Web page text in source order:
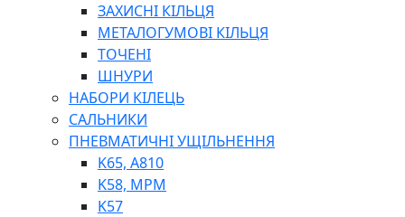
ТОСОЛ, АНТИФРИЗ
ОЛИВА-ПАЛИВО
ПОВІТРЯ-ВОДА
ДЛЯ ЗВАРЮВАННЯ
НАПІРНО-ВСМОКТУЮЧІ
ЗАХИСНІ КІЛЬЦЯ
МЕТАЛОГУМОВІ КІЛЬЦЯ
ТОЧЕНІ
ШНУРИ
НАБОРИ КІЛЕЦЬ
САЛЬНИКИ
ПНЕВМАТИЧНІ УЩІЛЬНЕННЯ
K65, A810
K58, MPM
K57